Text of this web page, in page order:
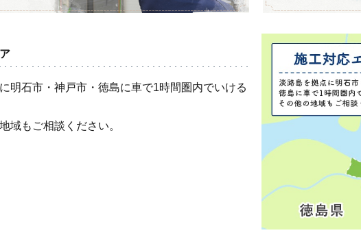
明石市・神戸市・徳島に車で1時間圏内でいける
域もご相談ください。